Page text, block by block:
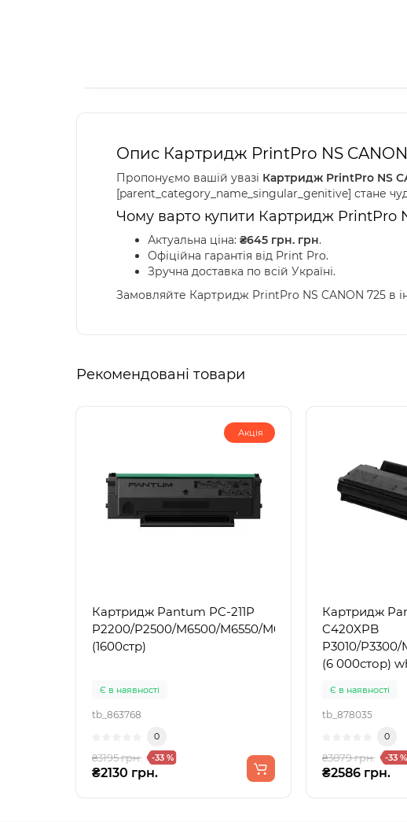
Опис Картридж PrintPro NS
Пропонуємо вашій увазі Картридж PrintPro NS
[parent_category_name_singular_genitive] стане
Чому варто купити Картридж PrintPro
Актуальна ціна: ₴645 грн. грн.
Офіційна гарантія від Print Pro.
Зручна доставка по всій Україні.
Замовляйте Картридж PrintPro NS CANON 725 в
Рекомендовані товари
Акція
Картридж Pantum PC-211P
P2200/P2500/M6500/M6550/M6600
(1600стр)
Є в наявності
tb_863768
0
₴3195 грн. -33 %
₴2130 грн.
Картридж
C420XPB
P3010/
(6
Є в наявності
tb_878035
0
₴3879 грн. -33 %
₴2586 грн.